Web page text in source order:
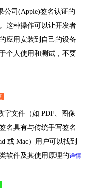
公司(Apple)签名认证的
这种操作可以让开发者
应用安装到自己的设备
个人使用和测试，不要
字文件（如 PDF、图像
名具有与传统手写签名
或 Mac）用户可以找到
软件及其使用原理的详情